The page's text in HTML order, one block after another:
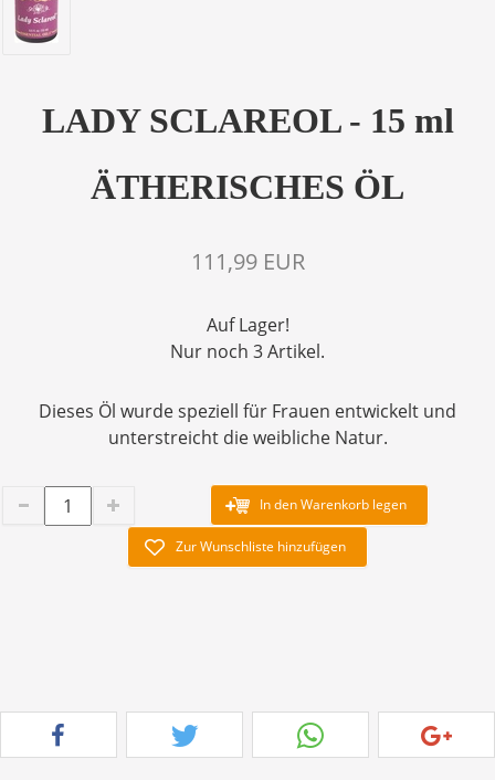
LADY SCLAREOL - 15 ml
ÄTHERISCHES ÖL
111,99 EUR
Auf Lager!
Nur noch 3 Artikel.
Dieses Öl wurde speziell für Frauen entwickelt und
unterstreicht die weibliche Natur.
In den Warenkorb legen
Zur Wunschliste hinzufügen